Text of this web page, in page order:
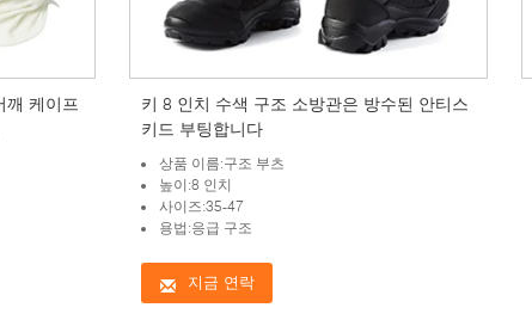
깨 케이프
키 8 인치 수색 구조 소방관은 방수된 안티스
키드 부팅합니다
상품 이름:구조 부츠
높이:8 인치
사이즈:35-47
용법:응급 구조
지금 연락